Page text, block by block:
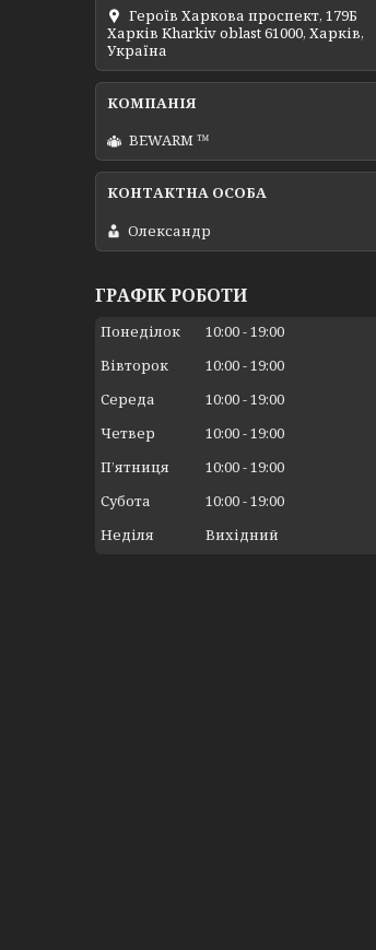
Героїв Харкова проспект, 179Б
Харків Kharkiv oblast 61000, Харків,
Україна
BEWARM ™
Олександр
ГРАФІК РОБОТИ
Понеділок 10:00 19:00
Вівторок
10:00 19:00
Середа
10:00 19:00
Четвер
10:00 19:00
Пʼятниця
10:00 19:00
Субота
10:00 19:00
Неділя
Вихідний